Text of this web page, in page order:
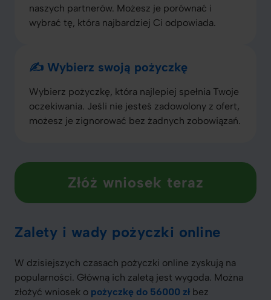
naszych partnerów. Możesz je porównać i
wybrać tę, która najbardziej Ci odpowiada.
✍️ Wybierz swoją pożyczkę
Wybierz pożyczkę, która najlepiej spełnia Twoje
oczekiwania. Jeśli nie jesteś zadowolony z ofert,
możesz je zignorować bez żadnych zobowiązań.
Złóż wniosek teraz
Zalety i wady pożyczki online
W dzisiejszych czasach pożyczki online zyskują na
popularności. Główną ich zaletą jest wygoda. Można
złożyć wniosek o pożyczkę do 56000 zł bez